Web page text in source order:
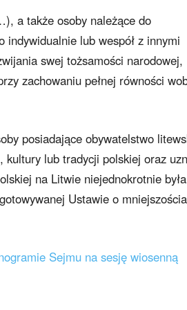
a także osoby należące do
lub wespół z innymi
swej tożsamości narodowej,
zachowaniu pełnej równości
posiadające obywatelstwo
kultury lub tradycji polskiej oraz
na Litwie niejednokrotnie była
Ustawie o
Sejmu na sesję wiosenną